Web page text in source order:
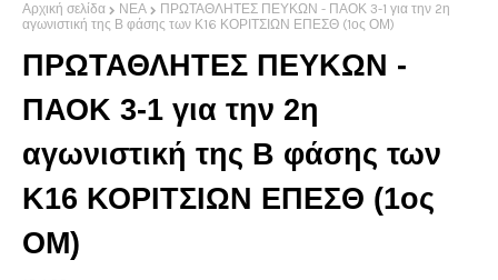
Αρχική σελίδα ΝΕΑ
ΠΡΩΤΑΘΛΗΤΕΣ ΠΕΥΚΩΝ - ΠΑΟΚ 3-1 για την 2η
αγωνιστική της Β φάσης των Κ16 ΚΟΡΙΤΣΙΩΝ ΕΠΕΣΘ (1ος ΟΜ)
ΠΡΩΤΑΘΛΗΤΕΣ ΠΕΥΚΩΝ -
ΠΑΟΚ 3-1 για την 2η
αγωνιστική της Β φάσης των
Κ16 ΚΟΡΙΤΣΙΩΝ ΕΠΕΣΘ (1ος
ΟΜ)